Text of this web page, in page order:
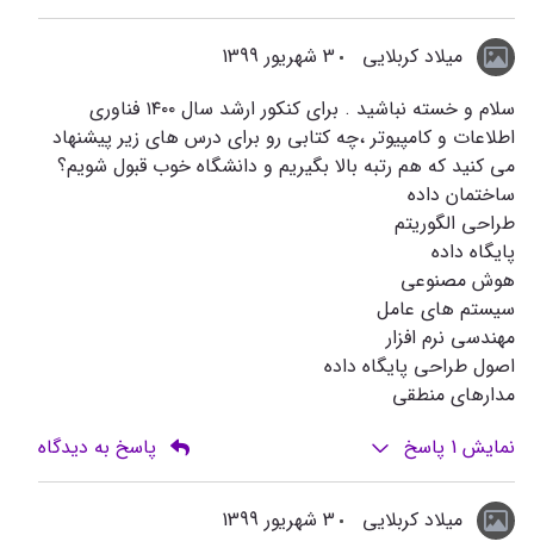
میلاد کربلایی
3 شهریور 1399
سلام و خسته نباشید . برای کنکور ارشد سال ۱۴۰۰ فناوری
اطلاعات و کامپیوتر ،چه کتابی رو برای درس های زیر پیشنهاد
می کنید که هم رتبه بالا بگیریم و دانشگاه خوب قبول شویم؟
ساختمان داده
طراحی الگوریتم
پایگاه داده
هوش مصنوعی
سیستم های عامل
مهندسی نرم افزار
اصول طراحی پایگاه داده
مدارهای منطقی
نمایش 1 پاسخ پاسخ به دیدگاه
میلاد کربلایی 3 شهریور 1399